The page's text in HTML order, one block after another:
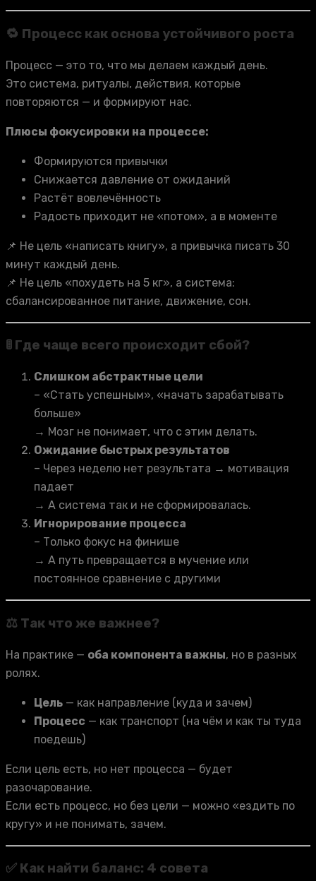
🔁 Процесс как основа устойчивого роста
Процесс — это то, что мы делаем каждый день.
Это система, ритуалы, действия, которые
повторяются — и формируют нас.
Плюсы фокусировки на процессе:
Формируются привычки
Снижается давление от ожиданий
Растёт вовлечённость
Радость приходит не «потом», а в моменте
📌 Не цель «написать книгу», а привычка писать 30
минут каждый день.
📌 Не цель «похудеть на 5 кг», а система:
сбалансированное питание, движение, сон.
🚦 Где чаще всего происходит сбой?
Слишком абстрактные цели
– «Стать успешным», «начать зарабатывать
больше»
→ Мозг не понимает, что с этим делать.
Ожидание быстрых результатов
– Через неделю нет результата → мотивация
падает
→ А система так и не сформировалась.
Игнорирование процесса
– Только фокус на финише
→ А путь превращается в мучение или
постоянное сравнение с другими
⚖️ Так что же важнее?
На практике — оба компонента важны, но в разных
ролях.
Цель — как направление (куда и зачем)
Процесс — как транспорт (на чём и как ты туда
поедешь)
Если цель есть, но нет процесса — будет
разочарование.
Если есть процесс, но без цели — можно «ездить по
кругу» и не понимать, зачем.
✅ Как найти баланс: 4 совета